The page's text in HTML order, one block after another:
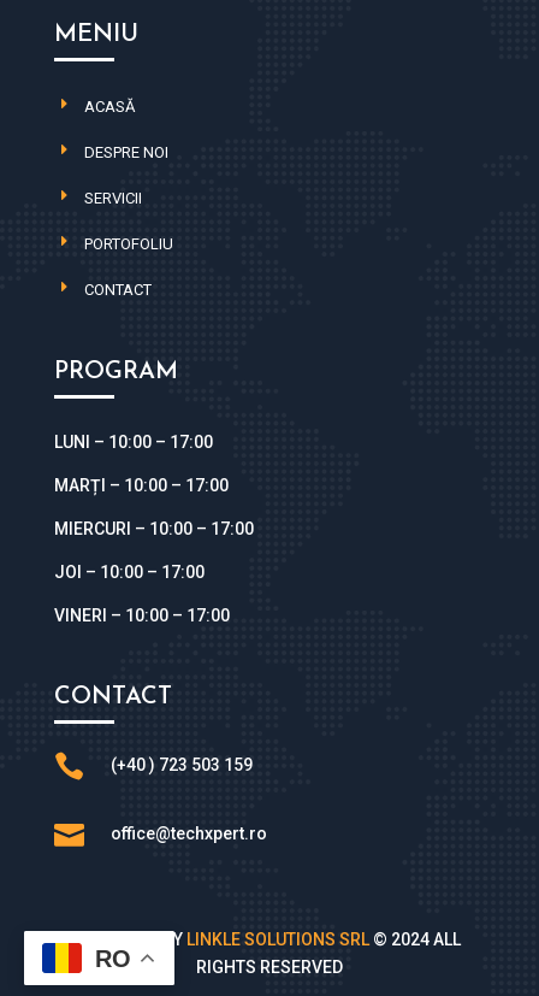
MENIU
ACASĂ
DESPRE NOI
SERVICII
PORTOFOLIU
CONTACT
PROGRAM
LUNI – 10:00 – 17:00
MARȚI – 10:00 – 17:00
MIERCURI – 10:00 – 17:00
JOI – 10:00 – 17:00
VINERI – 10:00 – 17:00
CONTACT
 (+40 ) 723 503 159
 office@techxpert.ro
DESIGNED BY LINKLE SOLUTIONS SRL© 2024 ALL
RIGHTS RESERVED
RO